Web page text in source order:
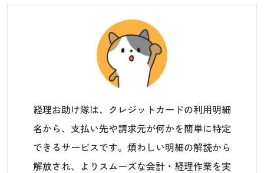
経理お助け隊は、クレジットカードの利用明細
名から、支払い先や請求元が何かを簡単に特定
できるサービスです。煩わしい明細の解読から
解放され、よりスムーズな会計・経理作業を実